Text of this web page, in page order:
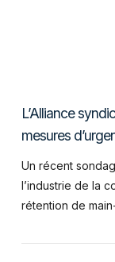
L’Alliance
mesures
Un récent
l’industrie de la
rétention de